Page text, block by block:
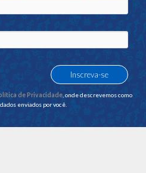
de Privacidade, onde descrevemos como
enviados por você.